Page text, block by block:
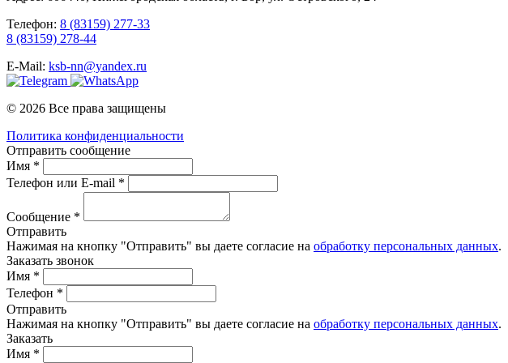
Телефон: 8 (83159) 277-33
8 (83159) 278-44
E-Mail: ksb-nn@yandex.ru
© 2026 Все права защищены
Политика конфиденциальности
Отправить сообщение
Имя *
Телефон или E-mail *
Сообщение *
Отправить
Нажимая на кнопку "Отправить" вы даете согласие на обработку персональных данных.
Заказать звонок
Имя *
Телефон *
Отправить
Нажимая на кнопку "Отправить" вы даете согласие на обработку персональных данных.
Заказать
Имя *